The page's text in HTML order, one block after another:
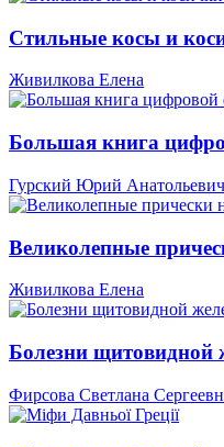
Стильные косы и
Живилкова Елена
Большая книга
Гурский Юрий Анатольевич
Великолепные
Живилкова Елена
Болезни щитовидной
Фирсова Светлана